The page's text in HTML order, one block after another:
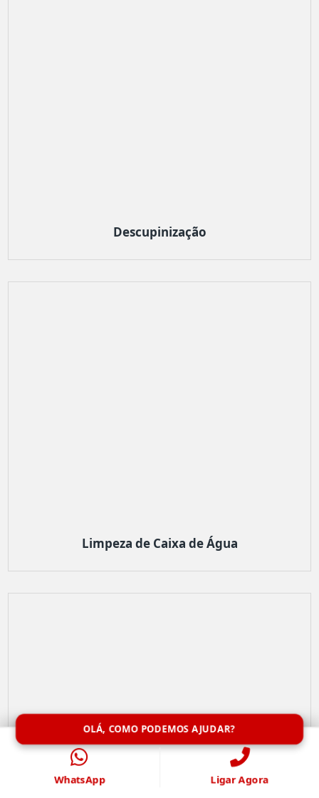
Descupinização
Limpeza de Caixa de Água
OLÁ, COMO PODEMOS AJUDAR?
WhatsApp Ligar Agora